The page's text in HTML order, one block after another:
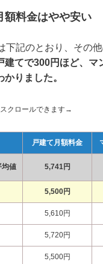
額料金はやや安い
下記のとおり、その
建てで300円ほど、マ
りました。
クロールできます→
戸建て月額料金
均値 5,741円
5,500円
5,610円
5,720円
5,500円